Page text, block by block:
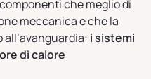
che meglio di
meccanica e che la
i sistemi
di calore